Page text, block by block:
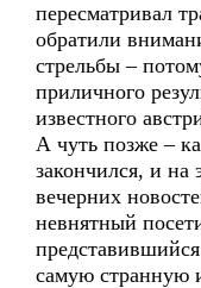
пересматривал
обратили
стрельбы –
приличного
известного
А чуть позже –
закончился, и на
вечерних
невнятный
самую странную